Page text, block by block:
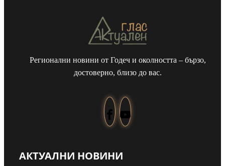
Регионални новини от Годеч и околността – бързо,
достоверно, близо до вас.
АКТУАЛНИ НОВИНИ